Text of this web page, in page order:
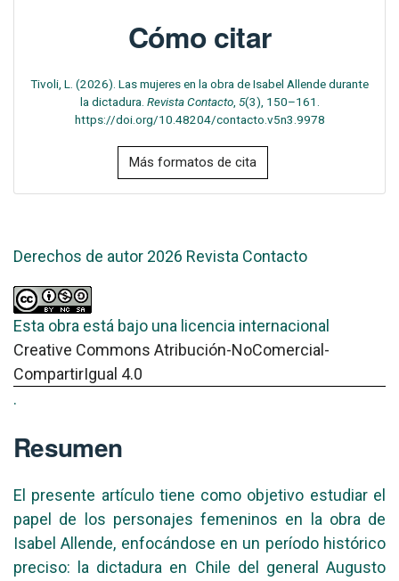
Cómo citar
Tivoli, L. (2026). Las mujeres en la obra de Isabel Allende durante
la dictadura. Revista Contacto, 5(3), 150–161.
https://doi.org/10.48204/contacto.v5n3.9978
Más formatos de cita
Derechos de autor 2026 Revista Contacto
Esta obra está bajo una licencia internacional
Creative Commons Atribución-NoComercial-
CompartirIgual 4.0
.
Resumen
El presente artículo tiene como objetivo estudiar el
papel de los personajes femeninos en la obra de
Isabel Allende, enfocándose en un período histórico
preciso: la dictadura en Chile del general Augusto